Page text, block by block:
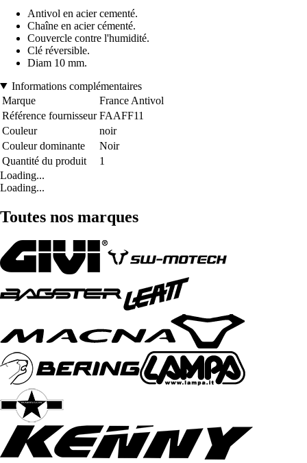
Antivol en acier cementé.
Chaîne en acier cémenté.
Couvercle contre l'humidité.
Clé réversible.
Diam 10 mm.
Informations complémentaires
Marque
France Antivol
Référence fournisseur FAAFF11
Couleur
noir
Couleur dominante
Noir
Quantité du produit
1
Loading...
Loading...
Toutes nos marques